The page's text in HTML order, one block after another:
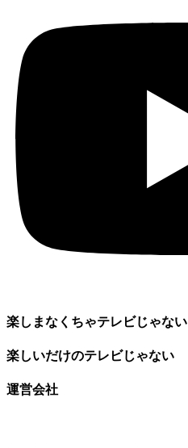
楽しまなくちゃテレビじゃない
楽しいだけのテレビじゃない
運営会社